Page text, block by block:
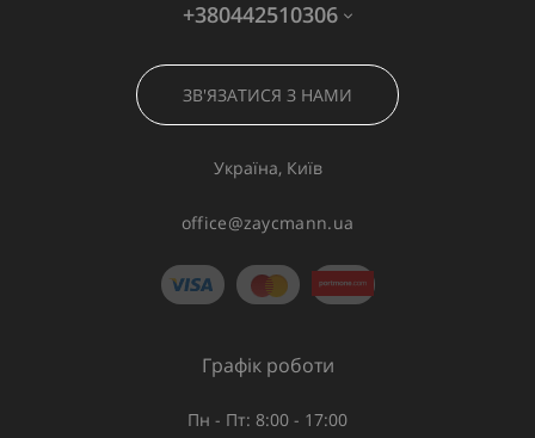
+380442510306
ЗВ'ЯЗАТИСЯ З НАМИ
Україна, Київ
office@zaycmann.ua
Графік роботи
Пн - Пт: 8:00 - 17:00